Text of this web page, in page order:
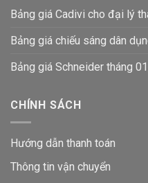
Bảng giá Cadivi cho đại lý
Bảng giá chiếu sáng dân
Bảng giá Schneider tháng
CHÍNH SÁCH
Hướng dẫn thanh toán
Thông tin vận chuyển